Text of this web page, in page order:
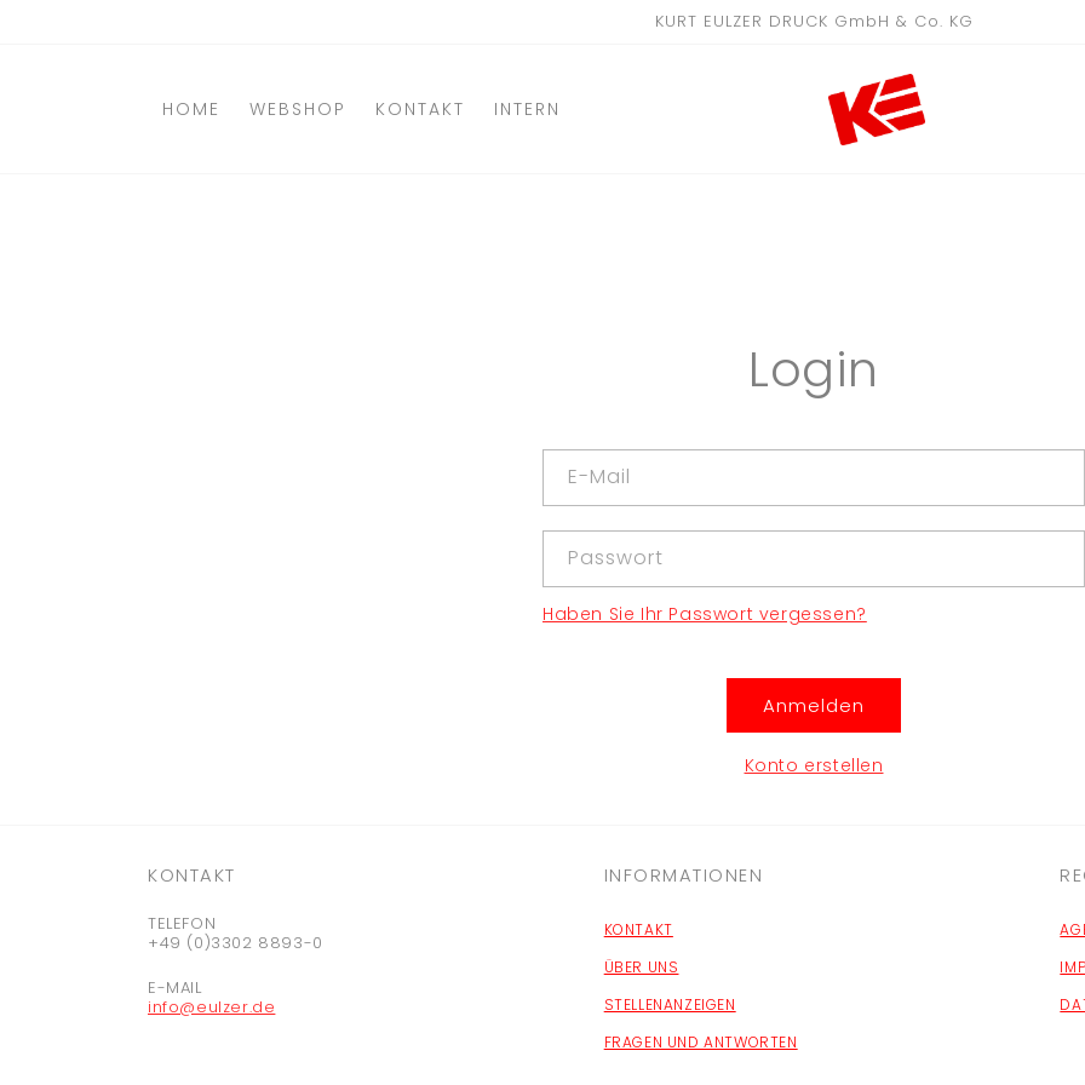
KURT EULZER DRUCK GmbH & Co. KG
HOME WEBSHOP KONTAKT INTERN
Login
E-Mail
Passwort
Haben Sie Ihr Passwort vergessen?
Anmelden
Konto erstellen
KONTAKT
TELEFON
+49 (0)3302 8893-0
E-MAIL
info@eulzer.de
INFORMATIONEN
KONTAKT
ÜBER UNS
STELLENANZEIGEN
FRAGEN UND ANTWORTEN